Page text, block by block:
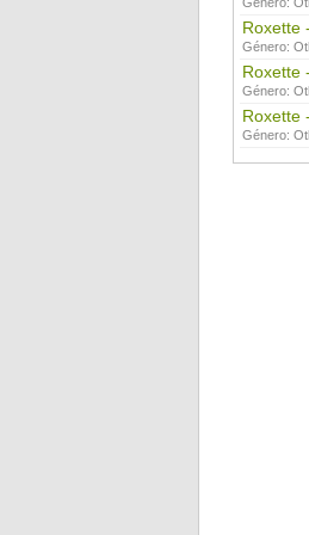
Roxette
Género:
Roxette
Género:
Roxette
Género: